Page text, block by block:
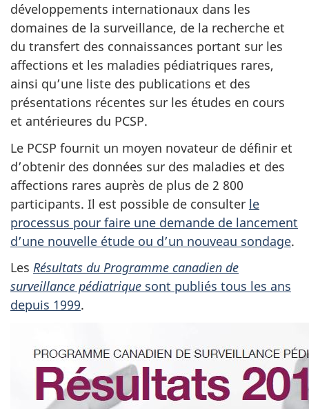
développements internationaux dans les
domaines de la surveillance, de la recherche et
du transfert des connaissances portant sur les
affections et les maladies pédiatriques rares,
ainsi qu’une liste des publications et des
présentations récentes sur les études en cours
et antérieures du PCSP.
Le PCSP fournit un moyen novateur de définir et
d’obtenir des données sur des maladies et des
affections rares auprès de plus de 2 800
participants. Il est possible de consulter le
processus pour faire une demande de lancement
d’une nouvelle étude ou d’un nouveau sondage.
Les Résultats du Programme canadien de
surveillance pédiatrique sont publiés tous les ans
depuis 1999.